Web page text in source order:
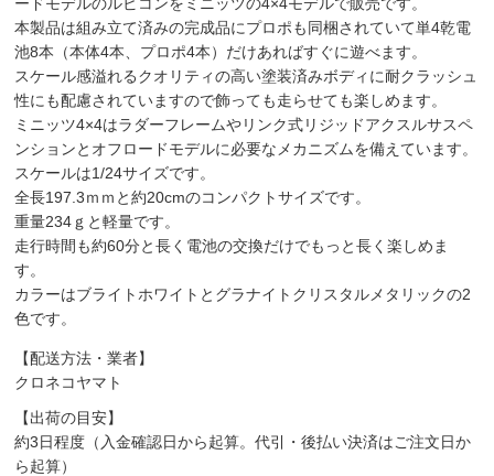
本製品は組み立て済みの完成品にプロポも同梱されていて単4乾電
池8本（本体4本、プロポ4本）だけあればすぐに遊べます。
スケール感溢れるクオリティの高い塗装済みボディに耐クラッシュ
性にも配慮されていますので飾っても走らせても楽しめます。
ミニッツ4×4はラダーフレームやリンク式リジッドアクスルサスペ
ンションとオフロードモデルに必要なメカニズムを備えています。
スケールは1/24サイズです。
全長197.3ｍｍと約20cmのコンパクトサイズです。
重量234ｇと軽量です。
走行時間も約60分と長く電池の交換だけでもっと長く楽しめま
す。
カラーはブライトホワイトとグラナイトクリスタルメタリックの2
色です。
【配送方法・業者】
クロネコヤマト
【出荷の目安】
約3日程度（入金確認日から起算。代引・後払い決済はご注文日か
ら起算）